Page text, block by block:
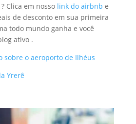
Clica em nosso link do airbnb e
de desconto em sua primeira
todo mundo ganha e você
ativo .
sobre o aeroporto de Ilhéus
Yrerê